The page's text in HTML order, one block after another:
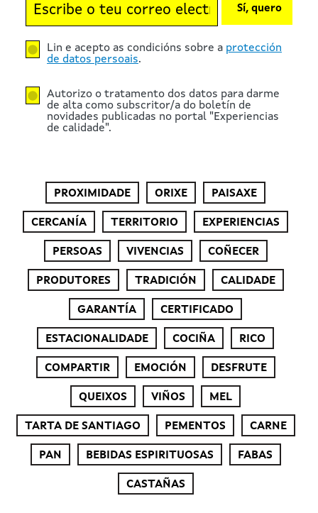
Lin e acepto as condicións sobre a protección
de datos persoais.
Autorizo o tratamento dos datos para darme
de alta como subscritor/a do boletín de
novidades publicadas no portal "Experiencias
de calidade".
Sí, quero
PROXIMIDADE ORIXE PAISAXE
CERCANÍA TERRITORIO EXPERIENCIAS
PERSOAS VIVENCIAS COÑECER
PRODUTORES TRADICIÓN CALIDADE
GARANTÍA CERTIFICADO
ESTACIONALIDADE COCIÑA RICO
COMPARTIR EMOCIÓN DESFRUTE
QUEIXOS VIÑOS MEL
TARTA DE SANTIAGO PEMENTOS CARNE
PAN BEBIDAS ESPIRITUOSAS FABAS
CASTAÑAS